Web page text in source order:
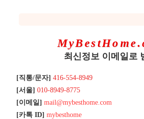
최신정보 이메일로
[직통/문자] 416-554-8949
[서울] 010-8949-8775
[이메일] mail@mybesthome.com
[카톡 ID] mybesthome